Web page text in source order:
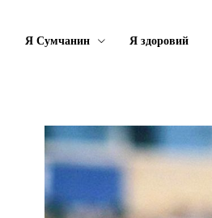
Я Сумчанин Я здоровий